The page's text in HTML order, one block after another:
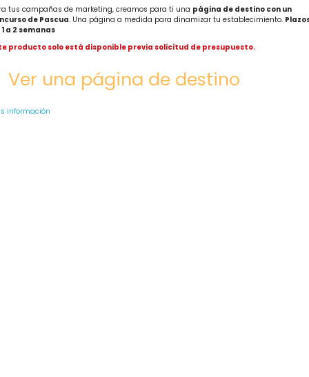
tus campañas de marketing, creamos para ti una página de destino con un
de Pascua. Una página a medida para dinamizar tu establecimiento.
a 2 semanas
producto solo está disponible previa solicitud de presupuesto.
Ver una página de destino
información